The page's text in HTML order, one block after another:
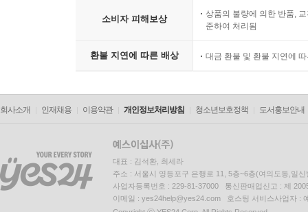
소비자 피해보상
상품의 불량에 의한 반품,
준하여 처리됨
환불 지연에 따른 배상 대금 환불 및 환불 지연에
회사소개 인재채용 이용약관 개인정보처리방침 청소년보호정책 도서홍보안내
대표 : 김석환, 최세라
주소 : 서울시 영등포구 은행로 11, 5층~6층(여의도동,일신
사업자등록번호 : 229-81-37000 통신판매업신고 : 제
이메일 : yes24help@yes24.com 호스팅 서비스사업자 :